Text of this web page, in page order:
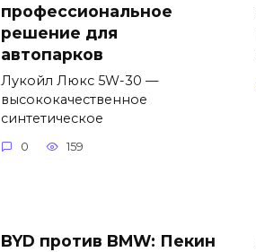
профессиональное
решение для
автопарков
Лукойл Люкс 5W-30 —
высококачественное
синтетическое
0 159
BYD против BMW: Пекин